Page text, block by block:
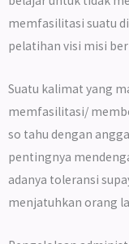
memfasilitasi suatu
pelatihan visi misi
Suatu kalimat yang
memfasilitasi/
so tahu dengan
pentingnya
adanya toleransi
menjatuhkan orang